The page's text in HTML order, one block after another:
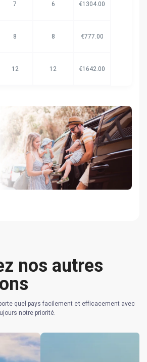
7 6 €1304.00
8 8 €777.00
12 12 €1642.00
nos autres
quel pays facilement et efficacement avec
notre priorité.